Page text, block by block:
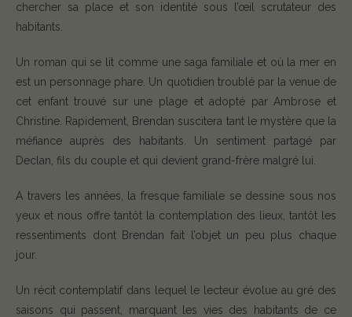
chercher sa place et son identité sous l’œil scrutateur des
habitants.
Un roman qui se lit comme une saga familiale et où la mer en
est un personnage phare. Un quotidien troublé par la venue de
cet enfant trouvé sur une plage et adopté par Ambrose et
Christine. Rapidement, Brendan suscitera tant le mystère que la
méfiance auprès des habitants. Un sentiment partagé par
Declan, fils du couple et qui devient grand-frère malgré lui.
A travers les années, la fresque familiale se dessine sous nos
yeux et nous offre tantôt la contemplation des lieux, tantôt les
ressentiments dont Brendan fait l’objet un peu plus chaque
jour.
Un récit contemplatif dans lequel le lecteur évolue au gré des
saisons qui passent, marquant les vies des habitants de ce